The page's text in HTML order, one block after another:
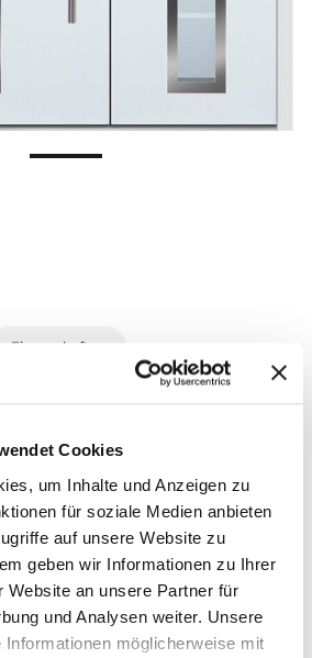
Cookies
um Inhalte und Anzeigen zu
für soziale Medien anbieten
auf unsere Website zu
geben wir Informationen zu Ihrer
Website an unsere Partner für
und Analysen weiter. Unsere
Informationen möglicherweise mit
Eigenschaften
Plus
ideal für breite